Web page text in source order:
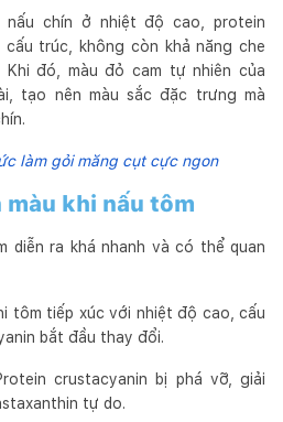
nấu chín ở nhiệt độ cao, protein
trúc, không còn khả năng che
Khi đó, màu đỏ cam tự nhiên của
tạo nên màu sắc đặc trưng mà
làm gỏi măng cụt cực ngon
khi nấu tôm
diễn ra khá nhanh và có thể quan
tôm tiếp xúc với nhiệt độ cao, cấu
bắt đầu thay đổi.
crustacyanin bị phá vỡ, giải
tự do.